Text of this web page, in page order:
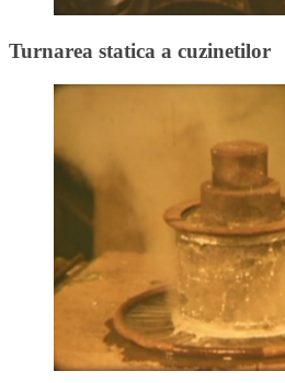
Turnarea statica a cuzinetilor